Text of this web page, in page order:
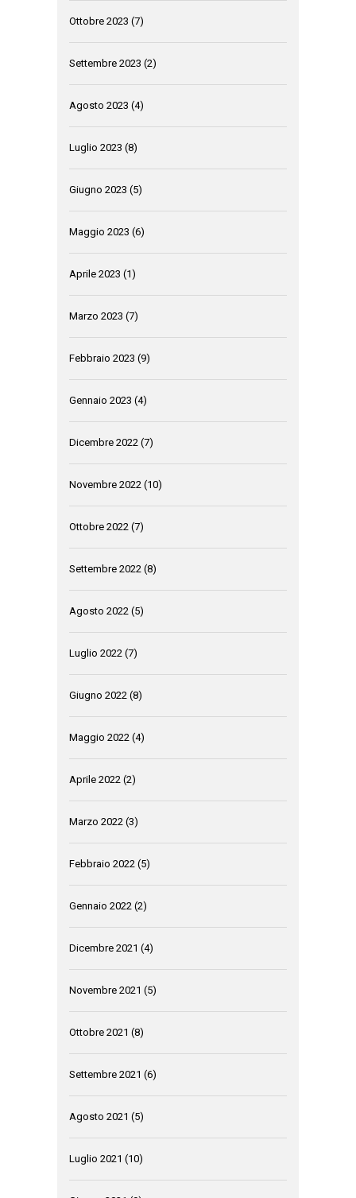
Ottobre 2023 (7)
Settembre 2023 (2)
Agosto 2023 (4)
Luglio 2023 (8)
Giugno 2023 (5)
Maggio 2023 (6)
Aprile 2023 (1)
Marzo 2023 (7)
Febbraio 2023 (9)
Gennaio 2023 (4)
Dicembre 2022 (7)
Novembre 2022 (10)
Ottobre 2022 (7)
Settembre 2022 (8)
Agosto 2022 (5)
Luglio 2022 (7)
Giugno 2022 (8)
Maggio 2022 (4)
Aprile 2022 (2)
Marzo 2022 (3)
Febbraio 2022 (5)
Gennaio 2022 (2)
Dicembre 2021 (4)
Novembre 2021 (5)
Ottobre 2021 (8)
Settembre 2021 (6)
Agosto 2021 (5)
Luglio 2021 (10)